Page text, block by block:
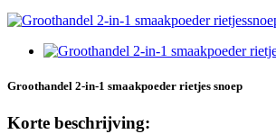
Groothandel 2-in-1 smaakpoeder rietjes snoep
Korte beschrijving: